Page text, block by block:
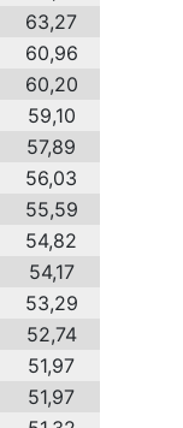
63,27
60,96
60,20
59,10
57,89
56,03
55,59
54,82
54,17
53,29
52,74
51,97
51,97